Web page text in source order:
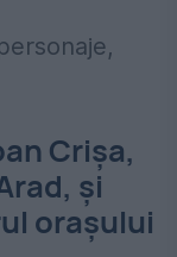
Crișa,
și
orașului